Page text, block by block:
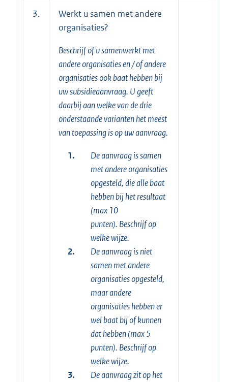
3.
Werkt u samen met andere
organisaties?
Beschrijf of u samenwerkt met
andere organisaties en / of andere
organisaties ook baat hebben bij
uw subsidieaanvraag. U geeft
daarbij aan welke van de drie
onderstaande varianten het meest
van toepassing is op uw aanvraag.
1.
De aanvraag is samen
met andere organisaties
opgesteld, die alle baat
hebben bij het resultaat
(max 10
punten). Beschrijf op
welke wijze.
2.
De aanvraag is niet
samen met andere
organisaties opgesteld,
maar andere
organisaties hebben er
wel baat bij of kunnen
dat hebben (max 5
punten). Beschrijf op
welke wijze.
3.
De aanvraag zit op het